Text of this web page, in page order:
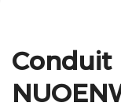
Conduit